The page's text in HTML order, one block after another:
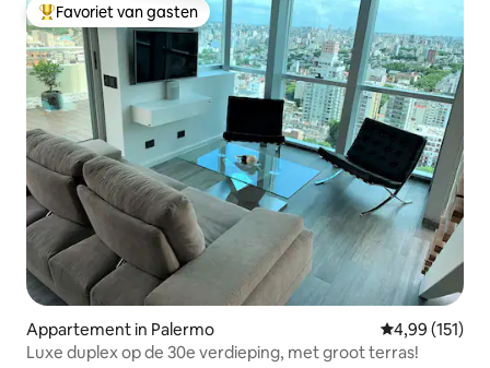
Topfavoriet van gasten
Favoriet van gasten
Appartement in Palermo Gemiddelde
4,99 (151)
Luxe duplex op de 30e verdieping, met groot terras!